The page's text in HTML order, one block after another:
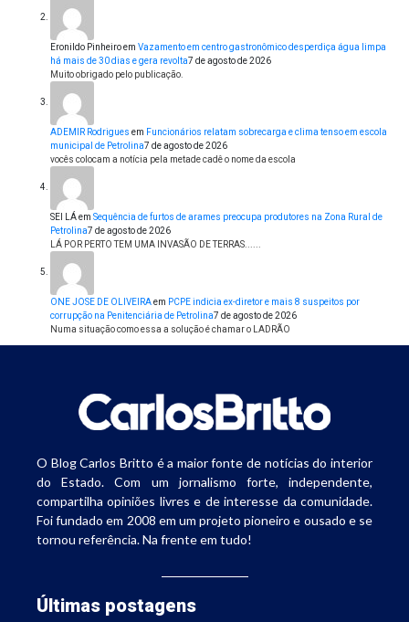
Eronildo Pinheiroem Vazamento em centro gastronômico desperdiça água limpa
há mais de 30 dias e gera revolta7 de agosto de 2026
Muito obrigado pelo publicação.
ADEMIR Rodrigues em Funcionários relatam sobrecarga e clima tenso em escola
municipal de Petrolina7 de agosto de 2026
vocês colocam a notícia pela metade cadê o nome da escola
SEI LÁem Sequência de furtos de arames preocupa produtores na Zona Rural de
Petrolina7 de agosto de 2026
LÁ POR PERTO TEM UMA INVASÃO DE TERRAS......
ONE JOSE DE OLIVEIRAem PCPE indicia ex-diretor e mais 8 suspeitos por
corrupção na Penitenciária de Petrolina7 de agosto de 2026
Numa situação como essa a solução é chamar o LADRÃO
O Blog Carlos Britto é a maior fonte de notícias do interior
do Estado. Com um jornalismo forte, independente,
compartilha opiniões livres e de interesse da comunidade.
Foi fundado em 2008 em um projeto pioneiro e ousado e se
tornou referência. Na frente em tudo!
Últimas postagens